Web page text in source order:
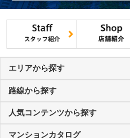
エリアから探す
路線から探す
人気コンテンツから探す
マンションカタログ